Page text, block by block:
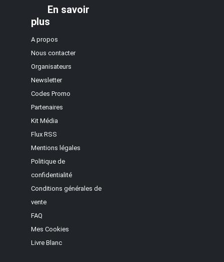
En savoir
plus
A propos
Nous contacter
Organisateurs
Newsletter
Codes Promo
Partenaires
Kit Média
Flux RSS
Mentions légales
Politique de
confidentialité
Conditions générales de
vente
FAQ
Mes Cookies
Livre Blanc